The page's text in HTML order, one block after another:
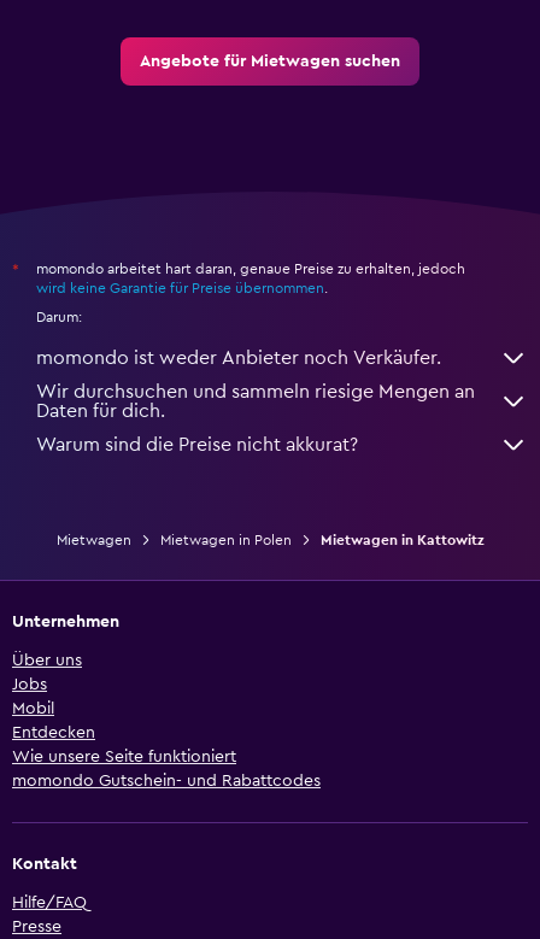
Angebote für Mietwagen suchen
*
momondo arbeitet hart daran, genaue Preise zu erhalten, jedoch
wird keine Garantie für Preise übernommen
Darum:
momondo ist weder Anbieter noch Verkäufer.
Wir durchsuchen und sammeln riesige Mengen an
Daten für dich.
Warum sind die Preise nicht akkurat?
Mietwagen Mietwagen in Polen Mietwagen in Kattowitz
Unternehmen
Über uns
Jobs
Mobil
Entdecken
Wie unsere Seite funktioniert
momondo Gutschein- und Rabattcodes
Kontakt
Hilfe/FAQ
Presse